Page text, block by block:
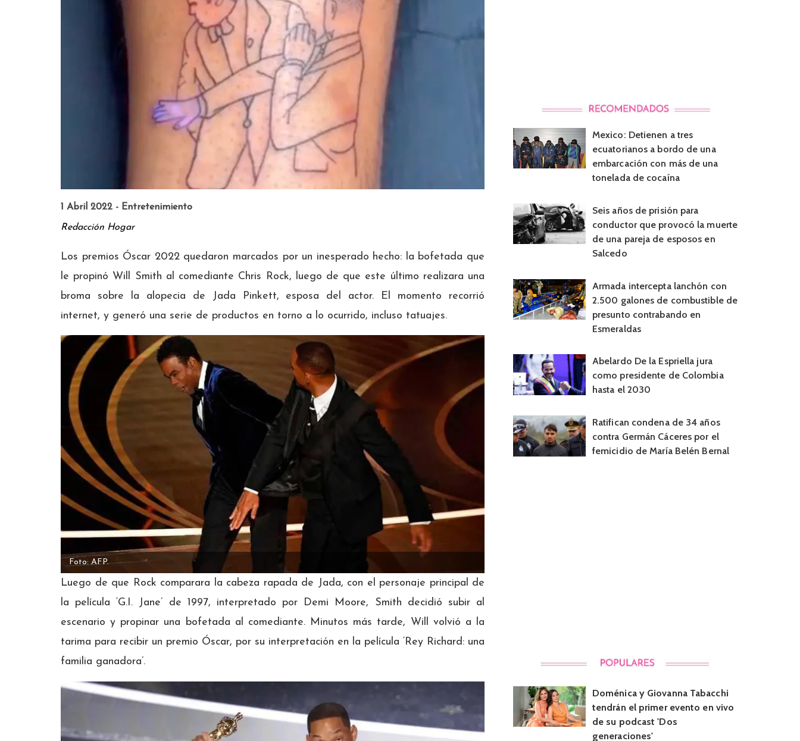
1 Abril 2022 - Entretenimiento
Redacción Hogar
Los premios Óscar 2022 quedaron marcados por un inesperado hecho: la bofetada que
le propinó Will Smith al comediante Chris Rock, luego de que este último realizara una
broma sobre la alopecia de Jada Pinkett, esposa del actor. El momento recorrió
internet, y generó una serie de productos en torno a lo ocurrido, incluso tatuajes.
Foto: AFP.
Luego de que Rock comparara la cabeza rapada de Jada, con el personaje principal de
la película ‘G.I. Jane’ de 1997, interpretado por Demi Moore, Smith decidió subir al
escenario y propinar una bofetada al comediante. Minutos más tarde, Will volvió a la
tarima para recibir un premio Óscar, por su interpretación en la película ‘Rey Richard: una
familia ganadora’.
Mexico: Detienen a tres
ecuatorianos a bordo de una
embarcación con más de una
tonelada de cocaína
Seis años de prisión para
conductor que provocó la muerte
de una pareja de esposos en
Salcedo
Armada intercepta lanchón con
2.500 galones de combustible de
presunto contrabando en
Esmeraldas
Abelardo De la Espriella jura
como presidente de Colombia
hasta el 2030
Ratifican condena de 34 años
contra Germán Cáceres por el
femicidio de María Belén Bernal
Doménica y Giovanna Tabacchi
tendrán el primer evento en vivo
de su podcast 'Dos
generaciones'